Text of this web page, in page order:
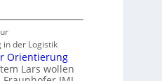
in der Logistik
Orientierung
Lars wollen